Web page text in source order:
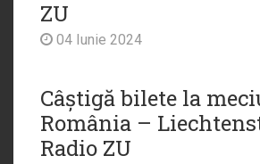
ZU
04 Iunie 2024
Câștigă bilete la
România –
Radio ZU